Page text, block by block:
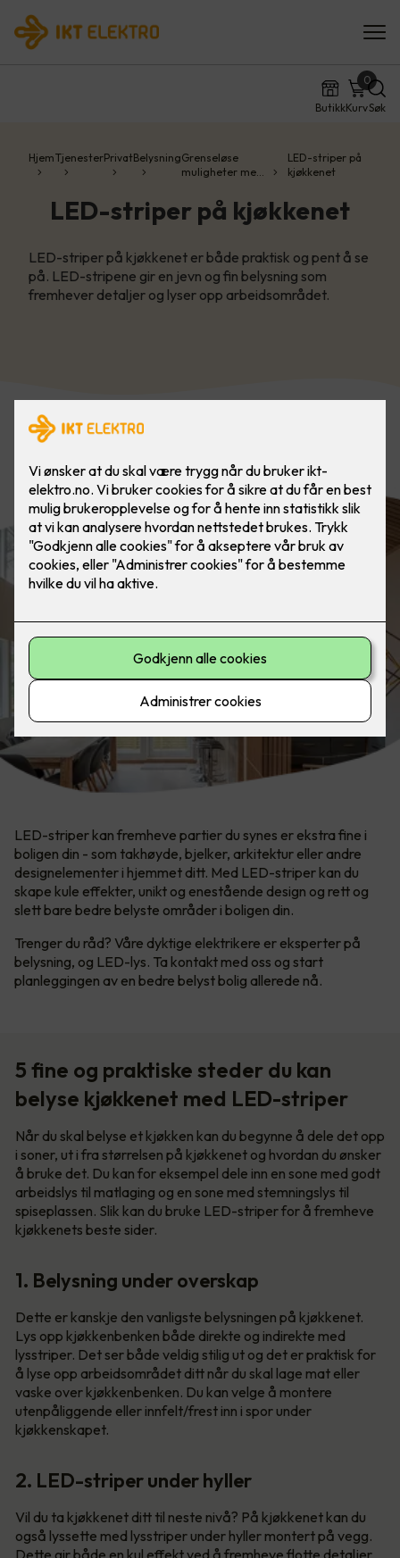
ButikkKurv
0
Søk
HjemTjenesterPrivatBelysningGrenseløse
muligheter me…
LED-striper på
kjøkkenet
LED-striper på kjøkkenet
LED-striper på kjøkkenet er både praktisk og pent å se
på. LED-stripene gir en jevn og fin belysning som
fremhever detaljer og lyser opp arbeidsområdet.
Fremhev design, arkitektur eller de
beste trekkene i boligen din
LED-striper kan fremheve partier du synes er ekstra fine i
boligen din - som takhøyde, bjelker, arkitektur eller andre
designelementer i hjemmet ditt. Med LED-striper kan du
skape kule effekter, unikt og enestående design og rett og
slett bare bedre belyste områder i boligen din.
Trenger du råd? Våre dyktige elektrikere er eksperter på
belysning, og LED-lys. Ta kontakt med oss og start
planleggingen av en bedre belyst bolig allerede nå.
5 fine og praktiske steder du kan
belyse kjøkkenet med LED-striper
Når du skal belyse et kjøkken kan du begynne å dele det opp
i soner, ut i fra størrelsen på kjøkkenet og hvordan du ønsker
å bruke det. Du kan for eksempel dele inn en sone med godt
arbeidslys til matlaging og en sone med stemningslys til
spiseplassen. Slik kan du bruke LED-striper for å fremheve
kjøkkenets beste sider.
1. Belysning under overskap
Dette er kanskje den vanligste belysningen på kjøkkenet.
Lys opp kjøkkenbenken både direkte og indirekte med
lysstriper. Det ser både veldig stilig ut og det er praktisk for
å lyse opp arbeidsområdet ditt når du skal lage mat eller
vaske over kjøkkenbenken. Du kan velge å montere
utenpåliggende eller innfelt/frest inn i spor under
kjøkkenskapet.
2. LED-striper under hyller
Vil du ta kjøkkenet ditt til neste nivå? På kjøkkenet kan du
også lyssette med lysstriper under hyller montert på vegg.